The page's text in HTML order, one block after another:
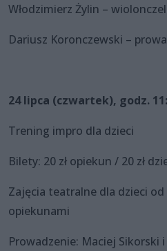
Włodzimierz Żylin –
Dariusz Koronczewski –
24 lipca (czwartek), godz.
Trening impro dla dzieci
Bilety: 20 zł opiekun / 20 zł
Zajęcia teatralne dla dzieci od
opiekunami
Prowadzenie: Maciej Sikorski